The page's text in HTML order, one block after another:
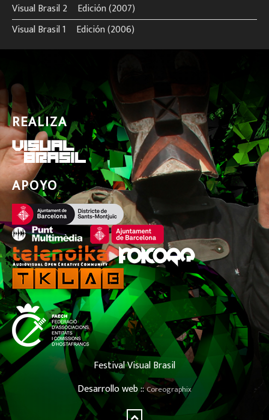
Visual Brasil 2º Edición (2007)
Visual Brasil 1º Edición (2006)
REALIZA
APOYO
Festival Visual Brasil
Desarrollo web ::Coreographix